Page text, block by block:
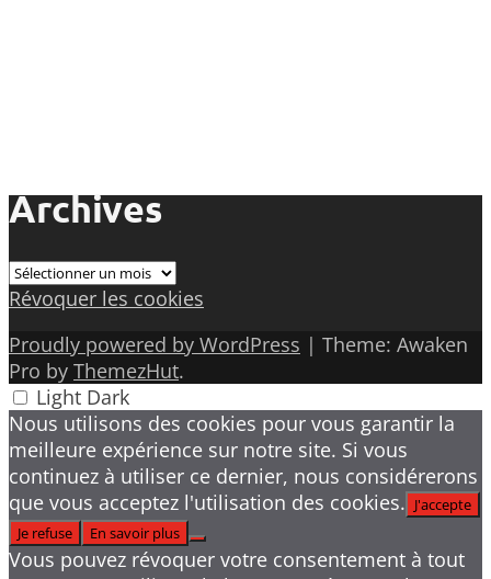
Archives
Archives
Révoquer les cookies
Proudly powered by WordPress | Theme: Awaken
Pro by ThemezHut.
Light Dark
Nous utilisons des cookies pour vous garantir la
meilleure expérience sur notre site. Si vous
continuez à utiliser ce dernier, nous considérerons
que vous acceptez l'utilisation des cookies. J'accepte
Je refuse
En savoir plus
Vous pouvez révoquer votre consentement à tout